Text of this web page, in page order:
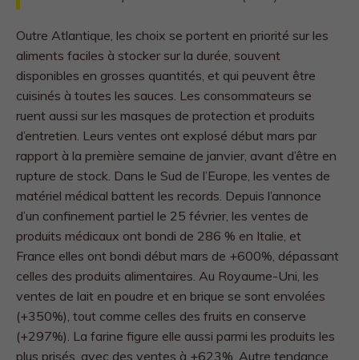
Outre Atlantique, les choix se portent en priorité sur les
aliments faciles à stocker sur la durée, souvent
disponibles en grosses quantités, et qui peuvent être
cuisinés à toutes les sauces. Les consommateurs se
ruent aussi sur les masques de protection et produits
d’entretien. Leurs ventes ont explosé début mars par
rapport à la première semaine de janvier, avant d’être en
rupture de stock. Dans le Sud de l’Europe, les ventes de
matériel médical battent les records. Depuis l’annonce
d’un confinement partiel le 25 février, les ventes de
produits médicaux ont bondi de 286 % en Italie, et
France elles ont bondi début mars de +600%, dépassant
celles des produits alimentaires. Au Royaume-Uni, les
ventes de lait en poudre et en brique se sont envolées
(+350%), tout comme celles des fruits en conserve
(+297%). La farine figure elle aussi parmi les produits les
plus prisés, avec des ventes à +623%. Autre tendance